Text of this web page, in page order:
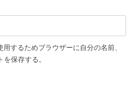
するためブラウザーに自分の名前、
保存する。